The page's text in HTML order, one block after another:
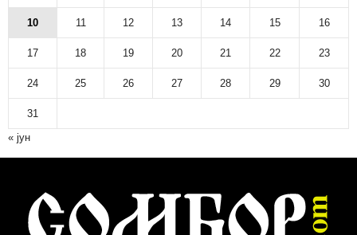
10 11 12 13 14 15 16
17 18 19 20 21 22 23
24 25 26 27 28 29 30
31
« јун